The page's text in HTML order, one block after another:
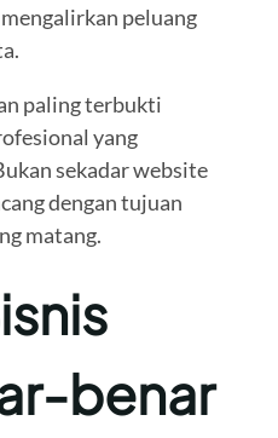
peluang
paling terbukti
yang
sekadar website
dengan tujuan
matang.
benar